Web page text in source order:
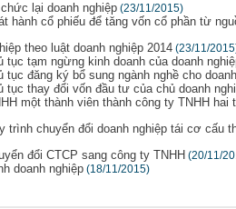
lại doanh nghiệp (23/11/2015)
hành cổ phiếu để tăng vốn cổ phần từ
theo luật doanh nghiệp 2014 (23/11/
tục tạm ngừng kinh doanh của doanh
tục đăng ký bổ sung ngành nghề cho
tục thay đổi vốn đầu tư của chủ doanh
một thành viên thành công ty TNHH hai
trình chuyển đổi doanh nghiệp tái cơ cấu
đổi CTCP sang công ty TNHH (20/11/
doanh nghiệp (18/11/2015)